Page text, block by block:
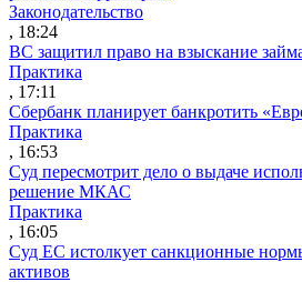
Законодательство
, 18:24
ВС защитил право на взыскание
Практика
, 17:11
Сбербанк планирует банкротить
Практика
, 16:53
Суд пересмотрит дело о выдаче
решение МКАС
Практика
, 16:05
Суд ЕС истолкует санкционные
активов